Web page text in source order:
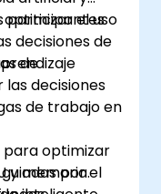
el uso
decisiones de
de
participantes
decisiones
de trabajo en
para optimizar
y memoria.
por el